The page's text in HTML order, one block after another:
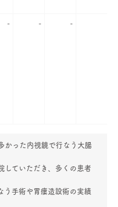
- - -
かった内視鏡で行なう大腸
していただき、多くの患者
う手術や胃瘻造設術の実績